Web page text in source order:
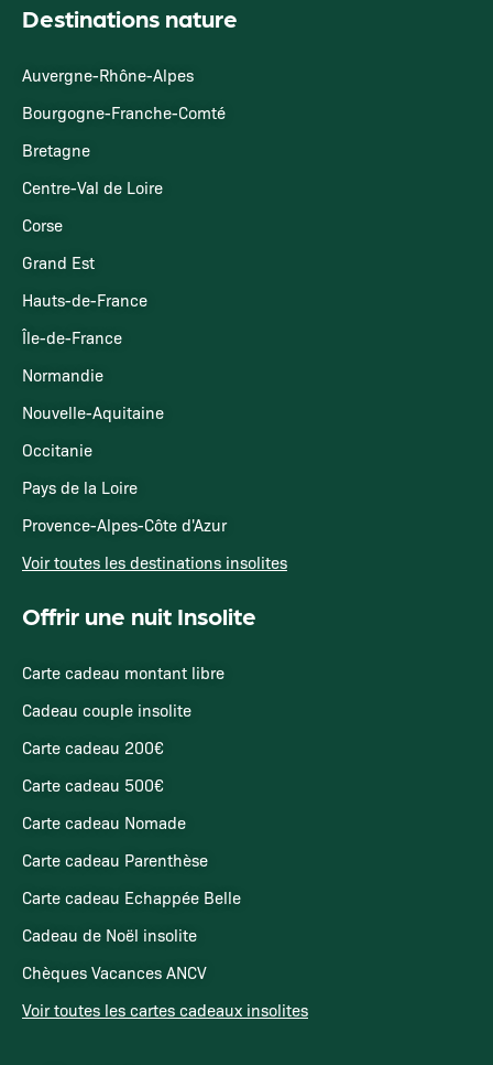
Destinations nature
Auvergne-Rhône-Alpes
Bourgogne-Franche-Comté
Bretagne
Centre-Val de Loire
Corse
Grand Est
Hauts-de-France
Île-de-France
Normandie
Nouvelle-Aquitaine
Occitanie
Pays de la Loire
Provence-Alpes-Côte d'Azur
Voir toutes les destinations insolites
Offrir une nuit Insolite
Carte cadeau montant libre
Cadeau couple insolite
Carte cadeau 200€
Carte cadeau 500€
Carte cadeau Nomade
Carte cadeau Parenthèse
Carte cadeau Echappée Belle
Cadeau de Noël insolite
Chèques Vacances ANCV
Voir toutes les cartes cadeaux insolites